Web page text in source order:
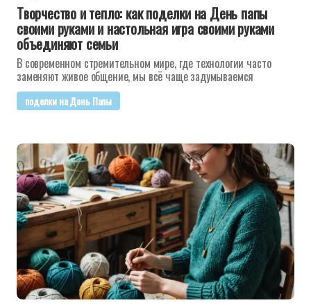
Творчество и тепло: как поделки на День папы
своими руками и настольная игра своими руками
объединяют семьи
В современном стремительном мире, где технологии часто
заменяют живое общение, мы всё чаще задумываемся
поделки на День Папы